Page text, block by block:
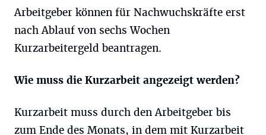
Arbeitgeber können für Nachwuchskräfte erst
nach Ablauf von sechs Wochen
Kurzarbeitergeld beantragen.
Wie muss die Kurzarbeit angezeigt werden?
Kurzarbeit muss durch den Arbeitgeber bis
zum Ende des Monats, in dem mit Kurzarbeit